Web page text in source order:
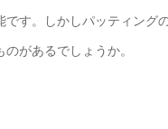
です。しかしパッティング
があるでしょうか。